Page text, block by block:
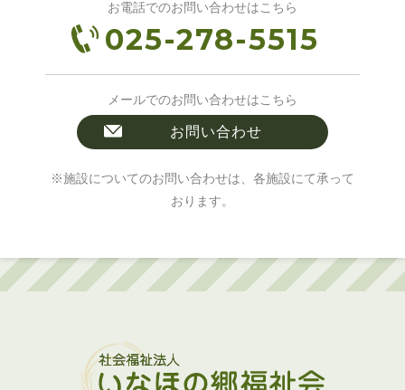
お電話でのお問い合わせはこちら
025-278-5515
メールでのお問い合わせはこちら
お問い合わせ
※施設についてのお問い合わせは、各施設にて承って
おります。